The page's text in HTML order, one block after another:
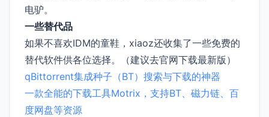
电驴。
一些替代品
如果不喜欢IDM的童鞋，xiaoz还收集了一些免费的
替代软件供各位选择。（建议去官网下载最新版）
qBittorrent集成种子（BT）搜索与下载的神器
一款全能的下载工具Motrix，支持BT、磁力链、百
度网盘等资源